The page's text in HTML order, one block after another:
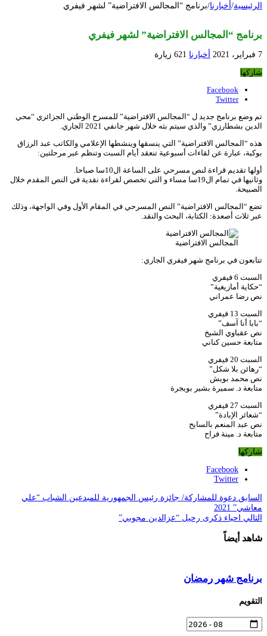
الرئيسية/ أخبارنا/برنامج “المجالس الافتراضية” لشهر فيفري
برنامج “المجالس الافتراضية” لشهر فيفري
7 فبراير، 2021 أخبارنا 621 زيارة
شاركها
Facebook
Twitter
تم وضع برنامج جديد ل “المجالس الافتراضية” للمسرح الوطني الجزائري “محي
الدين بشطارزي” والذي سيتم بثه خلال شهر جانفي 2021 الجاري.
هذه “المجالس الافتراضية” التي ينسقها وينشطها الإعلامي والكاتب عبد الرزاق
بوكبة، عبارة عن لقاءات أسبوعية تنعقد أيام السبت وتنظم عبر مرحلتين:
أولها تقديم قراءة لنص مسرحي على الساعة ال10سا صباحا.
وثانيها في تمام ال19سا مساء و التي تخصص لقراءة نقدية في النص المقدم خلال
الصبيحة.
تضع “المجالس الافتراضية” النص المسرحي في المقام الأول وفي الواجهة، وذلك
عبر ثلاث أصعدة: الكتابة، البحث والنقد.
المجالس الافتراضية
تتابعون في برنامج شهر فيفري الجاري:
السبت 6 فيفري
“حكاية أمازيغية”
نص رضا عمراني
السبت 13 فيفري
“بابا أنا آسف”
نص عقباوي الشيخ
متابعة حسين كناني
السبت 20 فيفري
“رهائن بلا شكل”
نص محمد بويش
متابعة د. سميرة بشير بويجرة
السبت 27 فيفري
“شعائر الإبادة”
نص عبد المنعم بالسايح
متابعة د. مينة فراح
شاركها
Facebook
Twitter
السابق دعوة للمشاركة/ جائزة رئيس الجمهورية للمبدعين الشباب “علي
معاشي” 2021
التالي احياء ذكرى رحيل “عزالدين مجوبي”
شاهد أيضاً
برنامج شهر رمضان
التقويم